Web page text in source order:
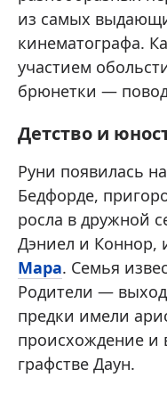
из самых
кинематографа.
участием
брюнетки —
Детство и
Руни появилась
Бедфорде,
росла в дружной
Дэниел и Коннор,
Мара. Семья
Родители —
предки имели
происхождение и
графстве Даун.